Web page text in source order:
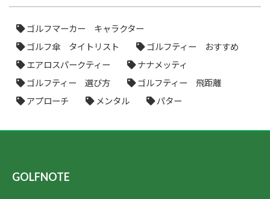
ゴルフマーカー キャラクター
ゴルフ傘 タイトリスト
ゴルフティー おすすめ
エアロスパークティー
ナナメッティ
ゴルフティー 選び方
ゴルフティー 飛距離
アプローチ
メンタル パター
GOLFNOTE